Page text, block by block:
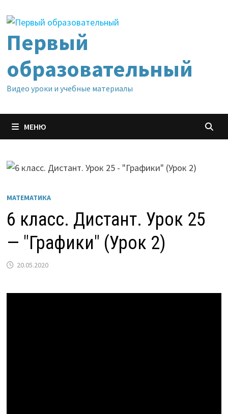
содержимому
Первый
образовательный
Видео уроки и учебные материалы
МЕНЮ
МАТЕМАТИКА
6 класс. Дистант. Урок 25
— "Графики" (Урок 2)
20.05.2020